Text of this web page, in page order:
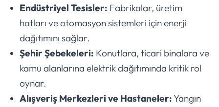
Endüstriyel Tesisler: Fabrikalar, üretim
hatları ve otomasyon sistemleri için enerji
dağıtımını sağlar.
Şehir Şebekeleri: Konutlara, ticari binalara ve
kamu alanlarına elektrik dağıtımında kritik rol
oynar.
Alışveriş Merkezleri ve Hastaneler: Yangın